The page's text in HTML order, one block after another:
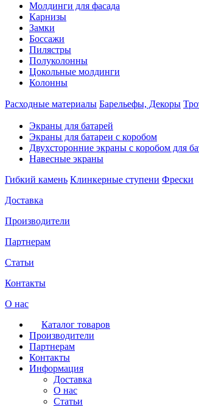
Молдинги для фасада
Карнизы
Замки
Боссажи
Пилястры
Полуколонны
Цокольные молдинги
Колонны
Расходные материалы Барельефы, Декоры
Экраны для батарей
Экраны для батареи с коробом
Двухсторонние экраны с коробом для
Навесные экраны
Гибкий камень Клинкерные ступени Фрески
Доставка
Производители
Партнерам
Статьи
Контакты
О нас
Каталог товаров
Производители
Партнерам
Контакты
Информация
Доставка
О нас
Статьи